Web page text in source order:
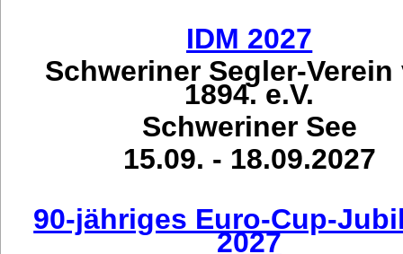
IDM 2027
Schweriner Segler-Verein
1894. e.V.
Schweriner See
15.09. - 18.09.2027
90-jähriges Euro-Cup-
2027